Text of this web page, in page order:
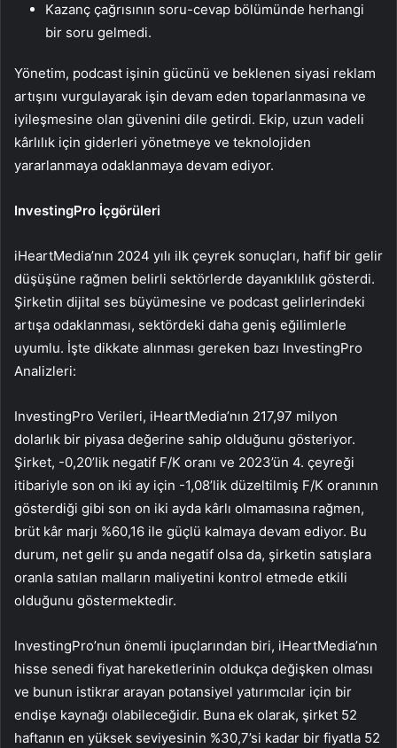
Kazanç çağrısının soru-cevap bölümünde herhangi
bir soru gelmedi.
Yönetim, podcast işinin gücünü ve beklenen siyasi reklam
artışını vurgulayarak işin devam eden toparlanmasına ve
iyileşmesine olan güvenini dile getirdi. Ekip, uzun vadeli
kârlılık için giderleri yönetmeye ve teknolojiden
yararlanmaya odaklanmaya devam ediyor.
InvestingPro İçgörüleri
iHeartMedia’nın 2024 yılı ilk çeyrek sonuçları, hafif bir gelir
düşüşüne rağmen belirli sektörlerde dayanıklılık gösterdi.
Şirketin dijital ses büyümesine ve podcast gelirlerindeki
artışa odaklanması, sektördeki daha geniş eğilimlerle
uyumlu. İşte dikkate alınması gereken bazı InvestingPro
Analizleri:
InvestingPro Verileri, iHeartMedia’nın 217,97 milyon
dolarlık bir piyasa değerine sahip olduğunu gösteriyor.
Şirket, -0,20’lik negatif F/K oranı ve 2023’ün 4. çeyreği
itibariyle son on iki ay için -1,08’lik düzeltilmiş F/K oranının
gösterdiği gibi son on iki ayda kârlı olmamasına rağmen,
brüt kâr marjı %60,16 ile güçlü kalmaya devam ediyor. Bu
durum, net gelir şu anda negatif olsa da, şirketin satışlara
oranla satılan malların maliyetini kontrol etmede etkili
olduğunu göstermektedir.
InvestingPro’nun önemli ipuçlarından biri, iHeartMedia’nın
hisse senedi fiyat hareketlerinin oldukça değişken olması
ve bunun istikrar arayan potansiyel yatırımcılar için bir
endişe kaynağı olabileceğidir. Buna ek olarak, şirket 52
haftanın en yüksek seviyesinin %30,7’si kadar bir fiyatla 52